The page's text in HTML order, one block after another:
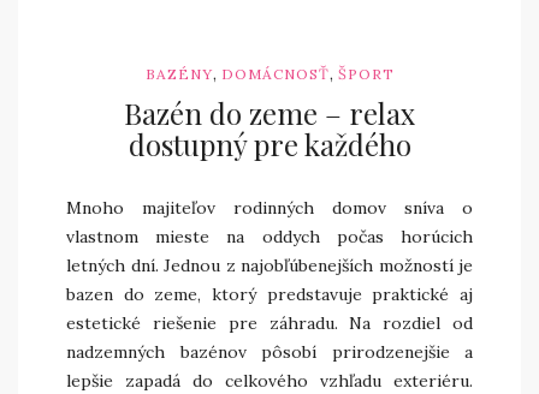
BAZÉNY, DOMÁCNOSŤ, ŠPORT
Bazén do zeme – relax
dostupný pre každého
Mnoho majiteľov rodinných domov sníva o
vlastnom mieste na oddych počas horúcich
letných dní. Jednou z najobľúbenejších možností je
bazen do zeme, ktorý predstavuje praktické aj
estetické riešenie pre záhradu. Na rozdiel od
nadzemných bazénov pôsobí prirodzenejšie a
lepšie zapadá do celkového vzhľadu exteriéru.